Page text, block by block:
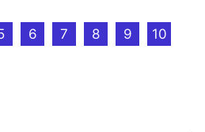
6 7 8 9
10